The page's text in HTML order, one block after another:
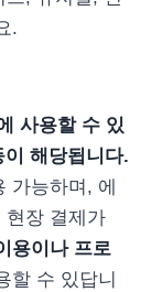
.
사용할 수 있
해당됩니다.
가능하며, 에
현장 결제가
용이나 프로
할 수 있답니